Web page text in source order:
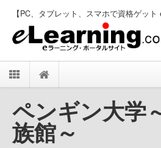
【PC、タブレット、スマホで資格ゲット
ペンギン大学
族館～